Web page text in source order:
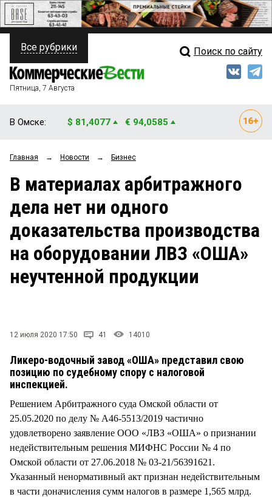
ПОЛИТИКА
ФИНАНСЫ
ОБЩЕСТВО
ЗАКОН
ПРОИСШЕСТВИЯ
СТИЛЬ ЖИЗНИ
Свежий выпуск
Рейтинги
Блоги
Архив
Все рубрики Поиск по сайту
Пятница, 7 Августа
В Омске: $ 81,4077 € 94,0585
Главная → Новости → Бизнес
В материалах арбитражного
дела нет ни одного
доказательства производства
на оборудовании ЛВЗ «ОША»
неучтенной продукции
12 июля 2020 17:50 41 14010
Ликеро-водочный завод «ОША» представил свою
позицию по судебному спору с налоговой
инспекцией.
Решением Арбитражного суда Омской области от
25.05.2020 по делу № А46-5513/2019 частично
удовлетворено заявление ООО «ЛВЗ «ОША» о признании
недействительным решения МИФНС России № 4 по
Омской области от 27.06.2018 № 03-21/56391621.
Указанный ненормативный акт признан недействительным
в части доначисления сумм налогов в размере 1,565 млрд.